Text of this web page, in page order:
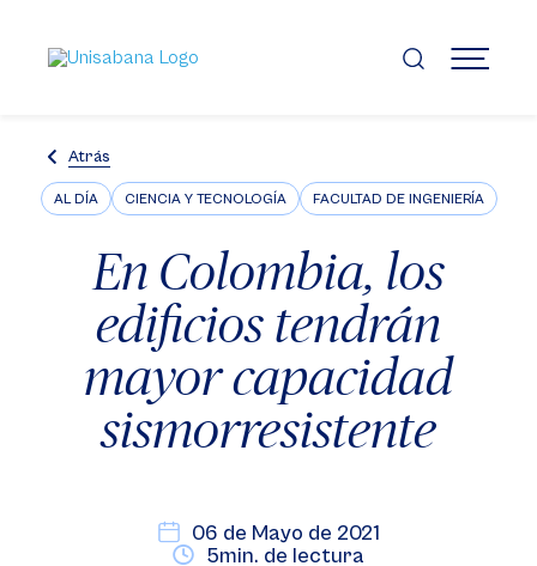
contenido
principal
MENÚ
Atrás
AL DÍA CIENCIA Y TECNOLOGÍA FACULTAD DE INGENIERÍA
En Colombia, los
edificios tendrán
mayor capacidad
sismorresistente
06 de Mayo de 2021
5min. de lectura